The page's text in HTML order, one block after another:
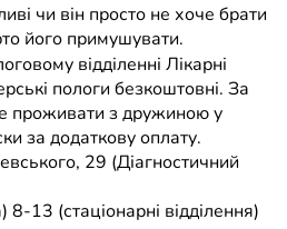
чи він просто не хоче брати
його примушувати.
відділенні Лікарні
пологи безкоштовні. За
проживати з дружиною у
за додаткову оплату.
29 (Діагностичний
13 (стаціонарні відділення)